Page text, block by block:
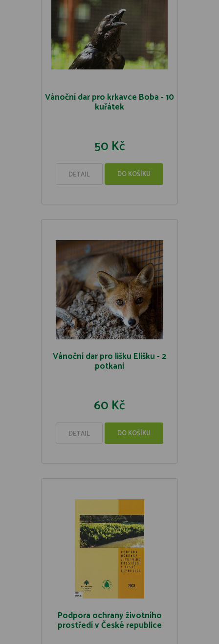
Vánoční dar pro krkavce Boba - 10
kuřátek
50 Kč
DETAIL DO KOŠÍKU
Vánoční dar pro lišku Elišku - 2
potkani
60 Kč
DETAIL DO KOŠÍKU
Podpora ochrany životního
prostředí v České republice